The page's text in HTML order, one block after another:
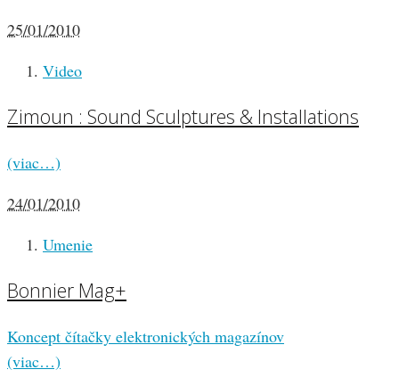
25/01/2010
Video
Zimoun : Sound Sculptures & Installations
(viac…)
24/01/2010
Umenie
Bonnier Mag+
Koncept čítačky elektronických magazínov
(viac…)